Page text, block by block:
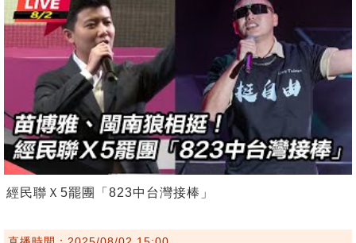
經民聯Ｘ5罷團「823中台灣接棒」